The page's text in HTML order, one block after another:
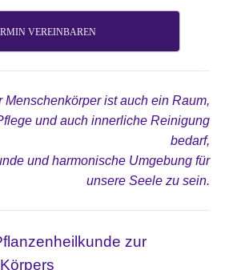
VEREINBAREN
Menschenkörper ist auch ein Raum,
und auch innerliche Reinigung
bedarf,
und harmonische Umgebung für
unsere Seele zu sein.
zur